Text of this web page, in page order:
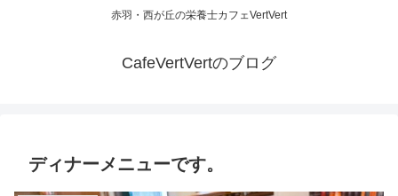
赤羽・西が丘の栄養士カフェVertVert
CafeVertVertのブログ
ディナーメニューです。